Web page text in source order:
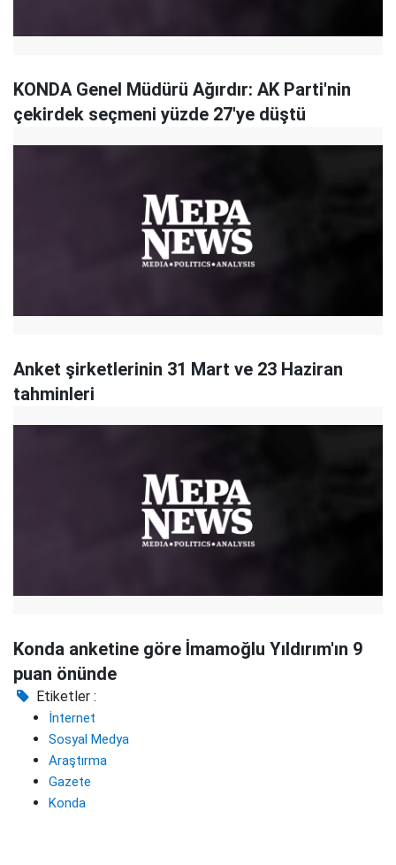
KONDA Genel Müdürü Ağırdır: AK Parti'nin
çekirdek seçmeni yüzde 27'ye düştü
Anket şirketlerinin 31 Mart ve 23 Haziran
tahminleri
Konda anketine göre İmamoğlu Yıldırım'ın 9
puan önünde
Etiketler :
İnternet
Sosyal Medya
Araştırma
Gazete
Konda